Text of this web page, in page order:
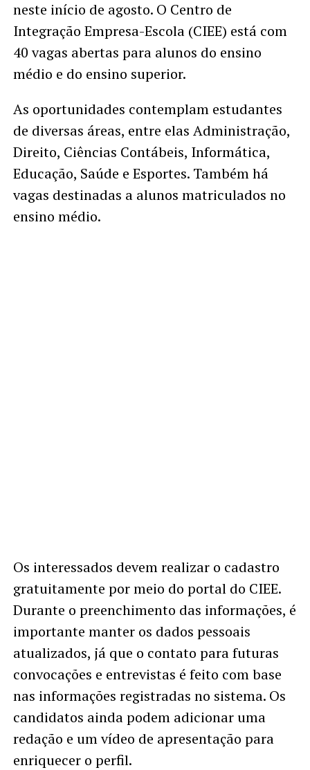
neste início de agosto. O Centro de
Integração Empresa-Escola (CIEE) está com
40 vagas abertas para alunos do ensino
médio e do ensino superior.
As oportunidades contemplam estudantes
de diversas áreas, entre elas Administração,
Direito, Ciências Contábeis, Informática,
Educação, Saúde e Esportes. Também há
vagas destinadas a alunos matriculados no
ensino médio.
Os interessados devem realizar o cadastro
gratuitamente por meio do portal do CIEE.
Durante o preenchimento das informações, é
importante manter os dados pessoais
atualizados, já que o contato para futuras
convocações e entrevistas é feito com base
nas informações registradas no sistema. Os
candidatos ainda podem adicionar uma
redação e um vídeo de apresentação para
enriquecer o perfil.